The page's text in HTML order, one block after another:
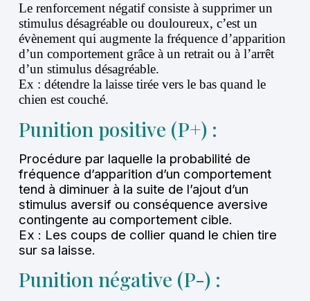
Le renforcement négatif consiste à supprimer un
stimulus désagréable ou douloureux, c’est un
évènement qui augmente la fréquence d’apparition
d’un comportement grâce à un retrait ou à l’arrêt
d’un stimulus désagréable.
Ex : détendre la laisse tirée vers le bas quand le
chien est couché.
Punition positive (P+) :
Procédure par laquelle la probabilité de
fréquence d’apparition d’un comportement
tend à diminuer à la suite de l’ajout d’un
stimulus aversif ou conséquence aversive
contingente au comportement cible.
Ex : Les coups de collier quand le chien tire
sur sa laisse.
Punition négative (P-) :